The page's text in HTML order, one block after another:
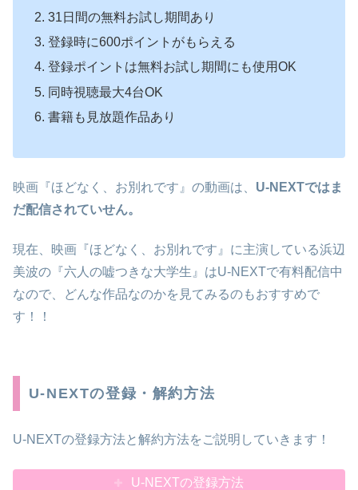
31日間の無料お試し期間あり
登録時に600ポイントがもらえる
登録ポイントは無料お試し期間にも使用OK
同時視聴最大4台OK
書籍も見放題作品あり
映画『ほどなく、お別れです』の動画は、 U-NEXTではま
だ配信されていせん。
現在、映画『ほどなく、お別れです』に主演している浜辺
美波の『六人の嘘つきな大学生』はU-NEXTで有料配信中
なので、どんな作品なのかを見てみるのもおすすめで
す！！
U-NEXTの登録・解約方法
U-NEXTの登録方法と解約方法をご説明していきます！
U-NEXTの登録方法